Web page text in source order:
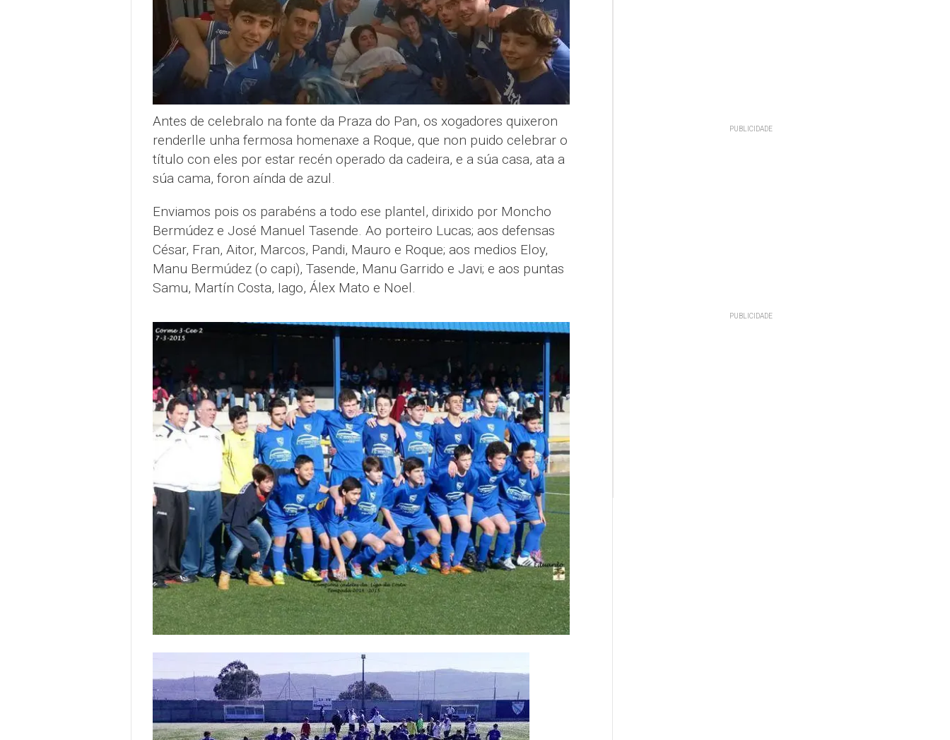
Antes de celebralo na fonte da Praza do Pan, os xogadores quixeron
renderlle unha fermosa homenaxe a Roque, que non puido celebrar o
título con eles por estar recén operado da cadeira, e a súa casa, ata a
súa cama, foron aínda de azul.
Enviamos pois os parabéns a todo ese plantel, dirixido por Moncho
Bermúdez e José Manuel Tasende. Ao porteiro Lucas; aos defensas
César, Fran, Aitor, Marcos, Pandi, Mauro e Roque; aos medios Eloy,
Manu Bermúdez (o capi), Tasende, Manu Garrido e Javi; e aos puntas
Samu, Martín Costa, Iago, Álex Mato e Noel.